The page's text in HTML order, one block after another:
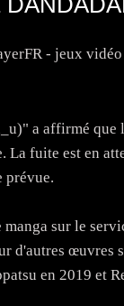
- jeux
a affirmé
La fuite est en
prévue.
sur le
d'autres
en 2019 et